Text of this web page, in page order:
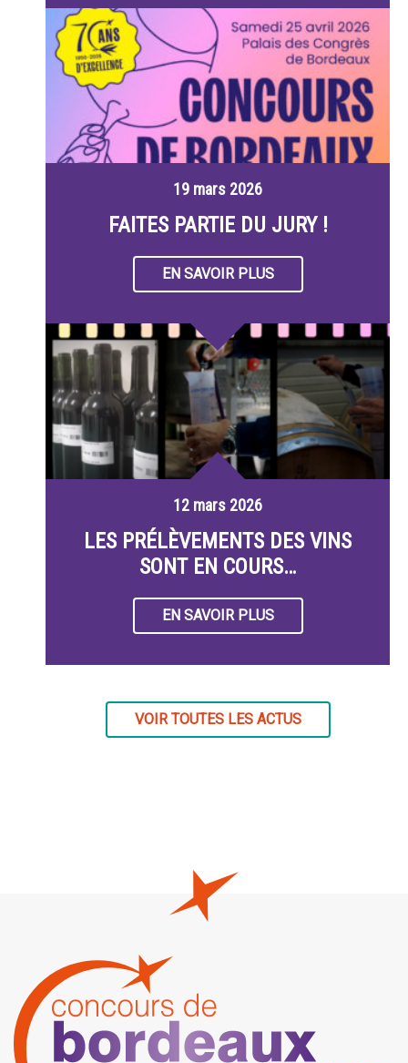
19 mars 2026
FAITES PARTIE DU JURY !
EN SAVOIR PLUS
12 mars 2026
LES PRÉLÈVEMENTS DES VINS
SONT EN COURS…
EN SAVOIR PLUS
VOIR TOUTES LES ACTUS